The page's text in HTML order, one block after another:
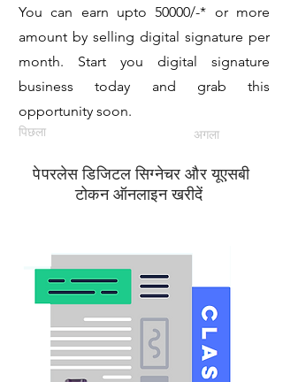
You can earn upto 50000/-* or more
amount by selling digital signature per
month. Start you digital signature
business today and grab this
opportunity soon.
पिछला अगला
पेपरलेस डिजिटल सिग्नेचर और यूएसबी
टोकन ऑनलाइन खरीदें